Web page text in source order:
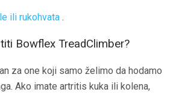
ili rukohvata .
Bowflex TreadClimber?
za one koji samo želimo da hodamo
Ako imate artritis kuka ili kolena,